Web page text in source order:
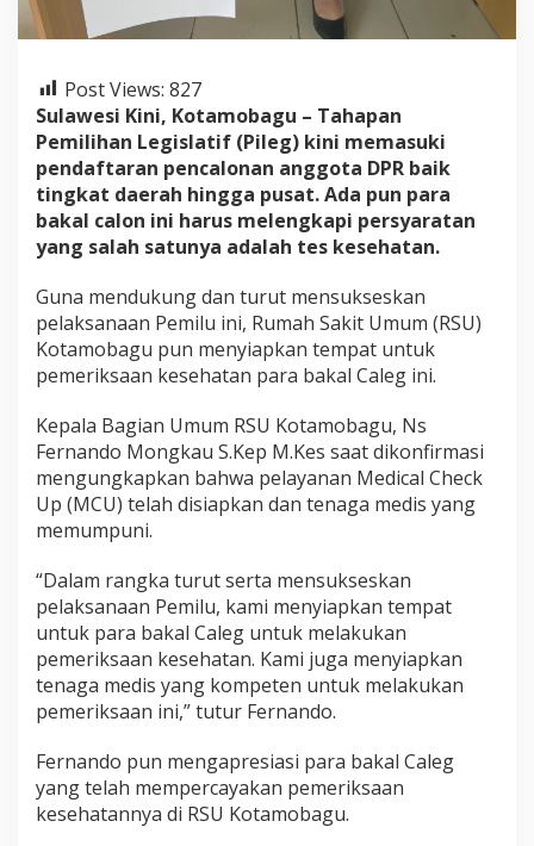
e
s
e
h
a
t
R
S
o
t
a
m
u
I
n
i
n
Post Views: 827
Sulawesi Kini, Kotamobagu – Tahapan
Pemilihan Legislatif (Pileg) kini memasuki
pendaftaran pencalonan anggota DPR baik
tingkat daerah hingga pusat. Ada pun para
bakal calon ini harus melengkapi persyaratan
yang salah satunya adalah tes kesehatan.
Guna mendukung dan turut mensukseskan
pelaksanaan Pemilu ini, Rumah Sakit Umum (RSU)
Kotamobagu pun menyiapkan tempat untuk
pemeriksaan kesehatan para bakal Caleg ini.
Kepala Bagian Umum RSU Kotamobagu, Ns
Fernando Mongkau S.Kep M.Kes saat dikonfirmasi
mengungkapkan bahwa pelayanan Medical Check
Up (MCU) telah disiapkan dan tenaga medis yang
memumpuni.
“Dalam rangka turut serta mensukseskan
pelaksanaan Pemilu, kami menyiapkan tempat
untuk para bakal Caleg untuk melakukan
pemeriksaan kesehatan. Kami juga menyiapkan
tenaga medis yang kompeten untuk melakukan
pemeriksaan ini,” tutur Fernando.
Fernando pun mengapresiasi para bakal Caleg
yang telah mempercayakan pemeriksaan
kesehatannya di RSU Kotamobagu.